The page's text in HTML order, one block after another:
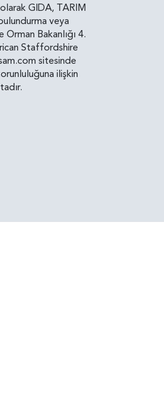
GIDA, TARIM
veya
Bakanlığı 4.
Staffordshire
sitesinde
ilişkin